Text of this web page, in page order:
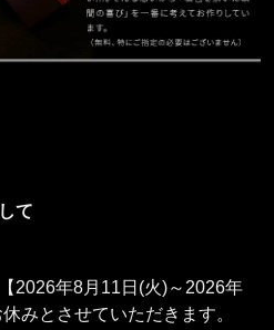
て
2026年8月11日(火)～2026年
みとさせていただきます。